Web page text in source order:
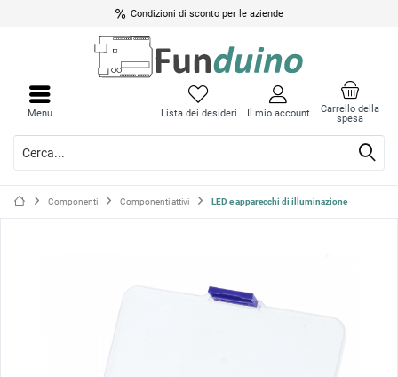
Condizioni di sconto per le aziende
Carrello della
spesa
Lista dei desideri Il mio account
Menu
Componenti Componenti attivi LED e apparecchi di illuminazione
menu
menu